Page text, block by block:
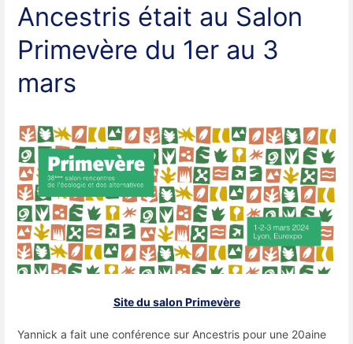
Ancestris était au Salon
Primevère du 1er au 3
mars
Site du salon Primevère
Yannick a fait une conférence sur Ancestris pour une 20aine